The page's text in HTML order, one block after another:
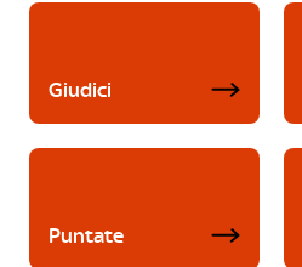
Giudici
Puntate